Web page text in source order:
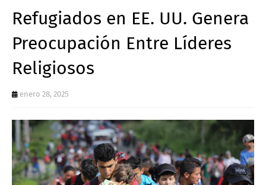
Refugiados en EE. UU. Genera
Preocupación Entre Líderes
Religiosos
enero 28, 2025